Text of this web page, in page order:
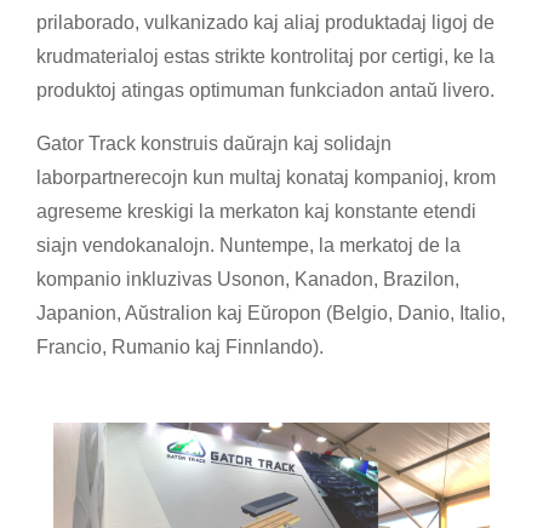
prilaborado, vulkanizado kaj aliaj produktadaj ligoj de
krudmaterialoj estas strikte kontrolitaj por certigi, ke la
produktoj atingas optimuman funkciadon antaŭ livero.
Gator Track konstruis daŭrajn kaj solidajn
laborpartnerecojn kun multaj konataj kompanioj, krom
agreseme kreskigi la merkaton kaj konstante etendi
siajn vendokanalojn. Nuntempe, la merkatoj de la
kompanio inkluzivas Usonon, Kanadon, Brazilon,
Japanion, Aŭstralion kaj Eŭropon (Belgio, Danio, Italio,
Francio, Rumanio kaj Finnlando).